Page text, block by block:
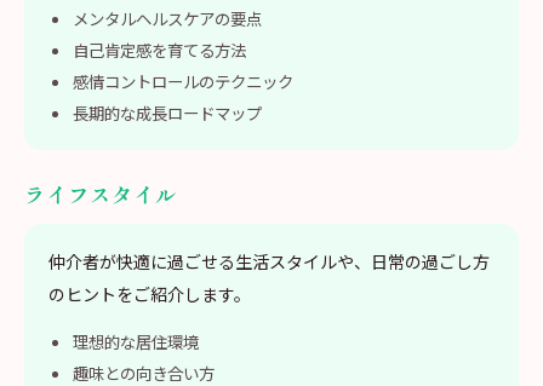
メンタルヘルスケアの要点
自己肯定感を育てる方法
感情コントロールのテクニック
長期的な成長ロードマップ
ライフスタイル
仲介者が快適に過ごせる生活スタイルや、日常の過ごし方
のヒントをご紹介します。
理想的な居住環境
趣味との向き合い方